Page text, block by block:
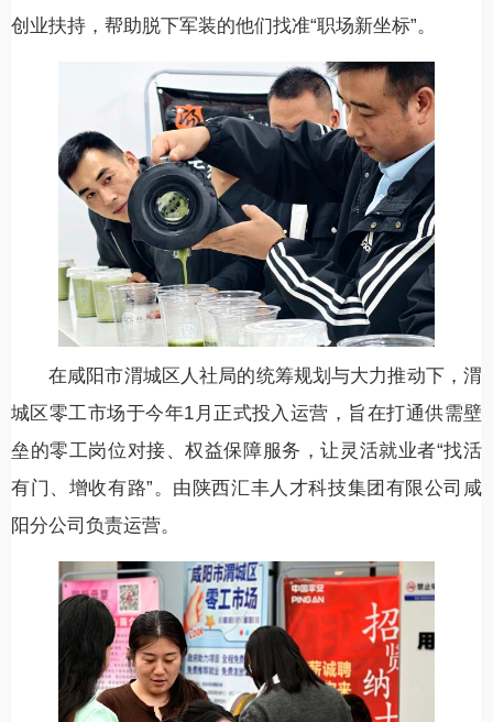
创业扶持，帮助脱下军装的他们找准“职场新坐标”。
在咸阳市渭城区人社局的统筹规划与大力推动下，渭
城区零工市场于今年1月正式投入运营，旨在打通供需壁
垒的零工岗位对接、权益保障服务，让灵活就业者“找活
有门、增收有路”。由陕西汇丰人才科技集团有限公司咸
阳分公司负责运营。